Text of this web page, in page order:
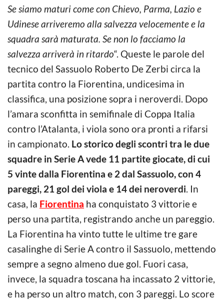
Se siamo maturi come con Chievo, Parma, Lazio e
Udinese arriveremo alla salvezza velocemente e la
squadra sarà maturata. Se non lo facciamo la
salvezza arriverà in ritardo“. Queste le parole del
tecnico del Sassuolo Roberto De Zerbi circa la
partita contro la Fiorentina, undicesima in
classifica, una posizione sopra i neroverdi. Dopo
l’amara sconfitta in semifinale di Coppa Italia
contro l’Atalanta, i viola sono ora pronti a rifarsi
in campionato. Lo storico degli scontri tra le due
squadre in Serie A vede 11 partite giocate, di cui
5 vinte dalla Fiorentina e 2 dal Sassuolo, con 4
pareggi, 21 gol dei viola e 14 dei neroverdi. In
casa, la Fiorentina ha conquistato 3 vittorie e
perso una partita, registrando anche un pareggio.
La Fiorentina ha vinto tutte le ultime tre gare
casalinghe di Serie A contro il Sassuolo, mettendo
sempre a segno almeno due gol. Fuori casa,
invece, la squadra toscana ha incassato 2 vittorie,
e ha perso un altro match, con 3 pareggi. Lo score